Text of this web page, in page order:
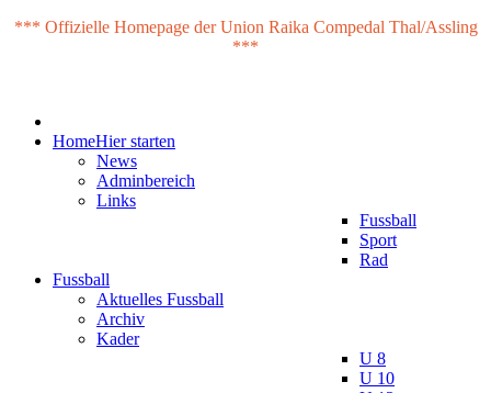
*** Offizielle Homepage der Union Raika Compedal Thal/Assling
***
HomeHier starten
News
Adminbereich
Links
Fussball
Sport
Rad
Fussball
Aktuelles Fussball
Archiv
Kader
U 8
U 10